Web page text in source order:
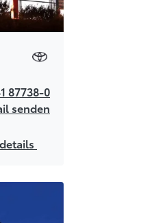
87738-0
senden